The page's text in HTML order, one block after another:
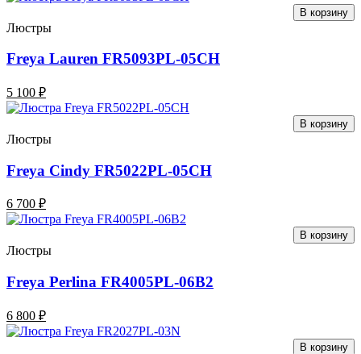
В корзину
Люстры
Freya Lauren FR5093PL-05CH
5 100 ₽
В корзину
Люстры
Freya Cindy FR5022PL-05CH
6 700 ₽
В корзину
Люстры
Freya Perlina FR4005PL-06B2
6 800 ₽
В корзину